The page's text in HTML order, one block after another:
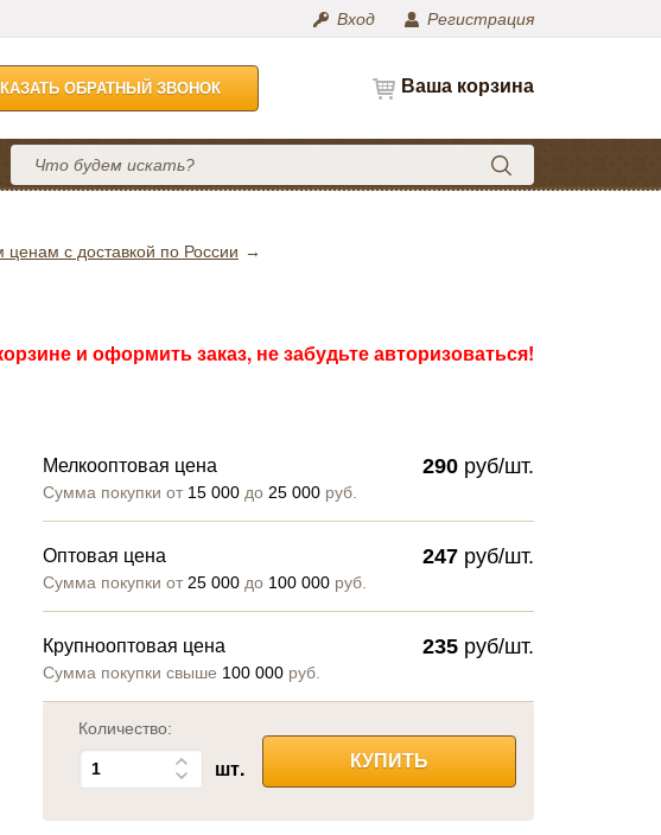
Вход Регистрация
ОБРАТНЫЙ ЗВОНОК Ваша корзина
ценам с доставкой по России
и оформить заказ, не забудьте авторизоваться!
Мелкооптовая цена
Сумма покупки от 15 000до 25 000руб.
290 руб/шт.
Оптовая цена
Сумма покупки от 25 000до 100 000руб.
247 руб/шт.
Крупнооптовая цена
Сумма покупки свыше 100 000руб.
235 руб/шт.
Количество:
шт. КУПИТЬ